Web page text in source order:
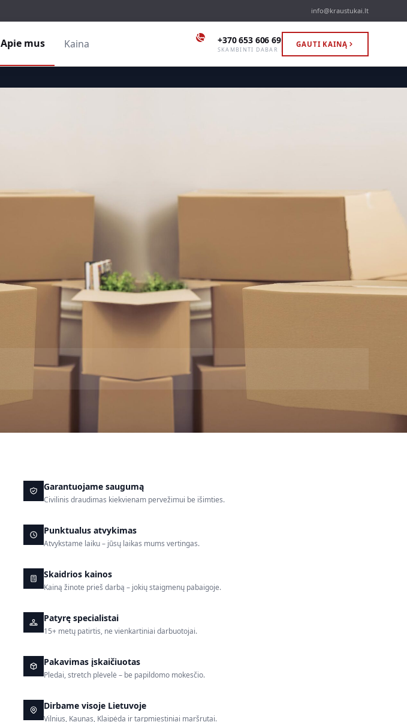
info@kraustukai.lt
Apie mus Kaina +370 653 606 69
SKAMBINTI DABAR
GAUTI KAINĄ
Garantuojame saugumą
Civilinis draudimas kiekvienam pervežimui be išimties.
Punktualus atvykimas
Atvykstame laiku – jūsų laikas mums vertingas.
Skaidrios kainos
Kainą žinote prieš darbą – jokių staigmenų pabaigoje.
Patyrę specialistai
15+ metų patirtis, ne vienkartiniai darbuotojai.
Pakavimas įskaičiuotas
Pledai, stretch plėvelė – be papildomo mokesčio.
Dirbame visoje Lietuvoje
Vilnius, Kaunas, Klaipėda ir tarpmiestiniai maršrutai.